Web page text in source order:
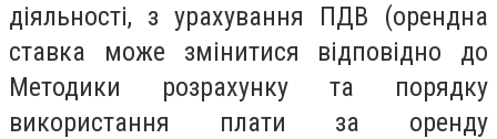
діяльності, з урахування ПДВ (орендна
ставка може змінитися відповідно до
Методики розрахунку та порядку
використання плати за оренду